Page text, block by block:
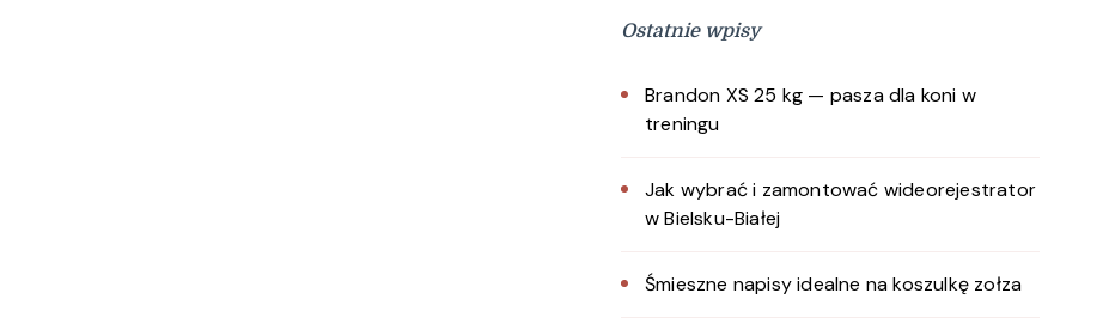
Ostatnie wpisy
Brandon XS 25 kg — pasza dla koni w
treningu
Jak wybrać i zamontować wideorejestrator
w Bielsku-Białej
Śmieszne napisy idealne na koszulkę zołza